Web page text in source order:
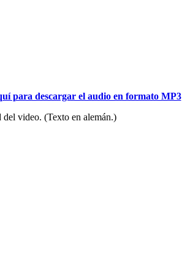
para descargar el audio en formato MP3
video. (Texto en alemán.)